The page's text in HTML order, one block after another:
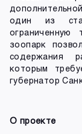
один из
зоопарк
содержания
которым
губернатор
О проекте